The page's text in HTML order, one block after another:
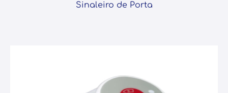
Sinaleiro de Porta